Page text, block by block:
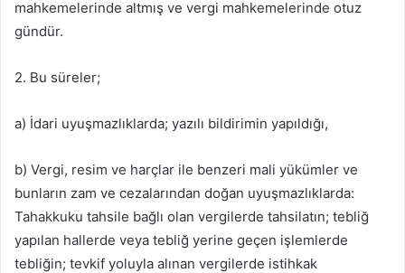
mahkemelerinde altmış ve vergi mahkemelerinde otuz
gündür.
2. Bu süreler;
a) İdari uyuşmazlıklarda; yazılı bildirimin yapıldığı,
b) Vergi, resim ve harçlar ile benzeri mali yükümler ve
bunların zam ve cezalarından doğan uyuşmazlıklarda:
Tahakkuku tahsile bağlı olan vergilerde tahsilatın; tebliğ
yapılan hallerde veya tebliğ yerine geçen işlemlerde
tebliğin; tevkif yoluyla alınan vergilerde istihkak